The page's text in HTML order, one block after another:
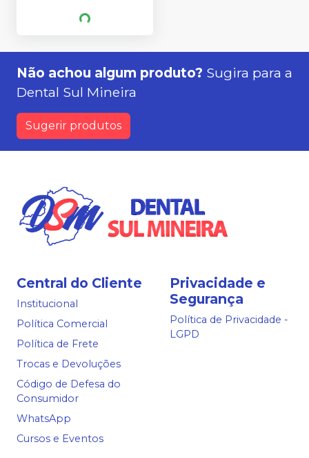
Não achou algum produto? Sugira para a
Dental Sul Mineira
Sugerir produtos
Central do Cliente
Institucional
Política Comercial
Política de Frete
Trocas e Devoluções
Código de Defesa do
Consumidor
WhatsApp
Cursos e Eventos
Privacidade e
Segurança
Política de Privacidade -
LGPD